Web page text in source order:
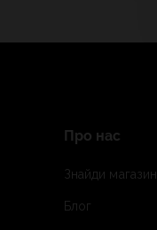
Про нас
Знайди магазин
Блог